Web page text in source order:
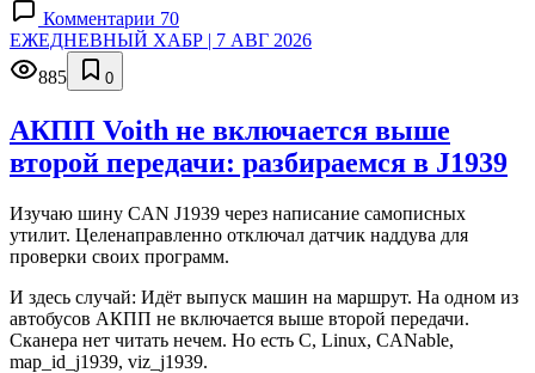
Комментарии 70
ЕЖЕДНЕВНЫЙ ХАБР | 7 АВГ 2026
885
0
АКПП Voith не включается выше
второй передачи: разбираемся в J1939
Изучаю шину CAN J1939 через написание самописных
утилит. Целенаправленно отключал датчик наддува для
проверки своих программ.
И здесь случай: Идёт выпуск машин на маршрут. На одном из
автобусов АКПП не включается выше второй передачи.
Сканера нет читать нечем. Но есть C, Linux, CANable,
map_id_j1939, viz_j1939.